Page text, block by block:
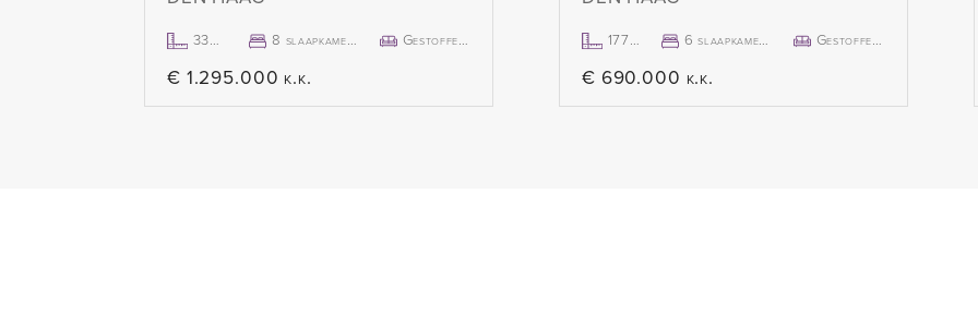
Zowel via de keuken als via de eetkamer kan de achtertuin
van ca. 60 m2, gelegen op het zuidwesten betreden
- Beschikbaar per 1
333m² 8 slaapkamer(s) Gestoffeerd
€ 1.295.000 k.k.
177m² 6 slaapkamer(s) Gestoffeerd
€ 690.000 k.k.